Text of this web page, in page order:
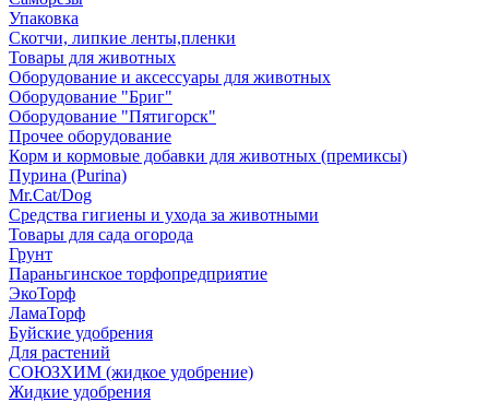
Упаковка
Скотчи, липкие ленты,пленки
Товары для животных
Оборудование и аксессуары для животных
Оборудование "Бриг"
Оборудование "Пятигорск"
Прочее оборудование
Корм и кормовые добавки для животных (премиксы)
Пурина (Purina)
Mr.Cat/Dog
Средства гигиены и ухода за животными
Товары для сада огорода
Грунт
Параньгинское торфопредприятие
ЭкоТорф
ЛамаТорф
Буйские удобрения
Для растений
СОЮЗХИМ (жидкое удобрение)
Жидкие удобрения